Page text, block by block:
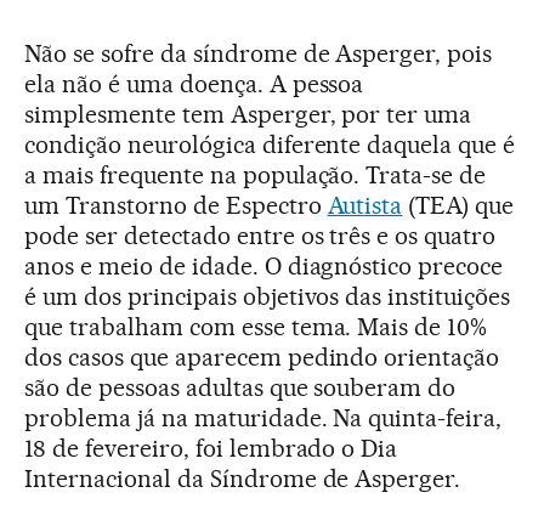
Não se sofre da síndrome de Asperger, pois
ela não é uma doença. A pessoa
simplesmente tem Asperger, por ter uma
condição neurológica diferente daquela que é
a mais frequente na população. Trata-se de
um Transtorno de Espectro Autista (TEA) que
pode ser detectado entre os três e os quatro
anos e meio de idade. O diagnóstico precoce
é um dos principais objetivos das instituições
que trabalham com esse tema. Mais de 10%
dos casos que aparecem pedindo orientação
são de pessoas adultas que souberam do
problema já na maturidade. Na quinta-feira,
18 de fevereiro, foi lembrado o Dia
Internacional da Síndrome de Asperger.